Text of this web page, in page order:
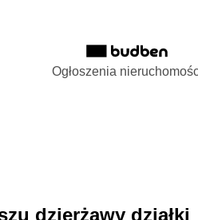
Ogłoszenia
dzierżawy działki